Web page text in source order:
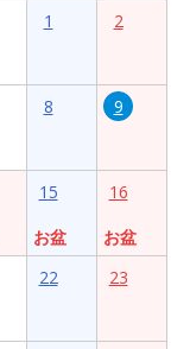
1 2
8 9
15
お盆
16
お盆
22 23